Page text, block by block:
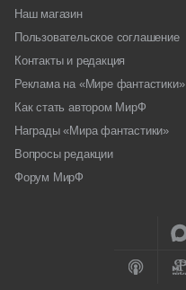
Наш магазин
Пользовательское соглашение
Контакты и редакция
Реклама на «Мире фантастики»
Как стать автором МирФ
Награды «Мира фантастики»
Вопросы редакции
Форум МирФ